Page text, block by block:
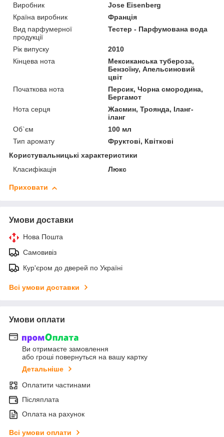
Виробник
Jose Eisenberg
Країна виробник
Франція
Вид парфумерної
продукції
Тестер - Парфумована вода
Рік випуску
2010
Кінцева нота
Мексиканська тубероза,
Бензоїну, Апельсиновий
цвіт
Початкова нота
Персик, Чорна смородина,
Бергамот
Нота серця
Жасмин, Троянда, Іланг-
іланг
Об`єм
100 мл
Тип аромату
Фруктові, Квіткові
Користувальницькі характеристики
Класифікація
Люкс
Приховати
Умови доставки
Нова Пошта
Самовивіз
Кур'єром до дверей по Україні
Всі умови доставки
Умови оплати
Ви отримаєте замовлення
або гроші повернуться на вашу картку
Детальніше
Оплатити частинами
Післяплата
Оплата на рахунок
Всі умови оплати